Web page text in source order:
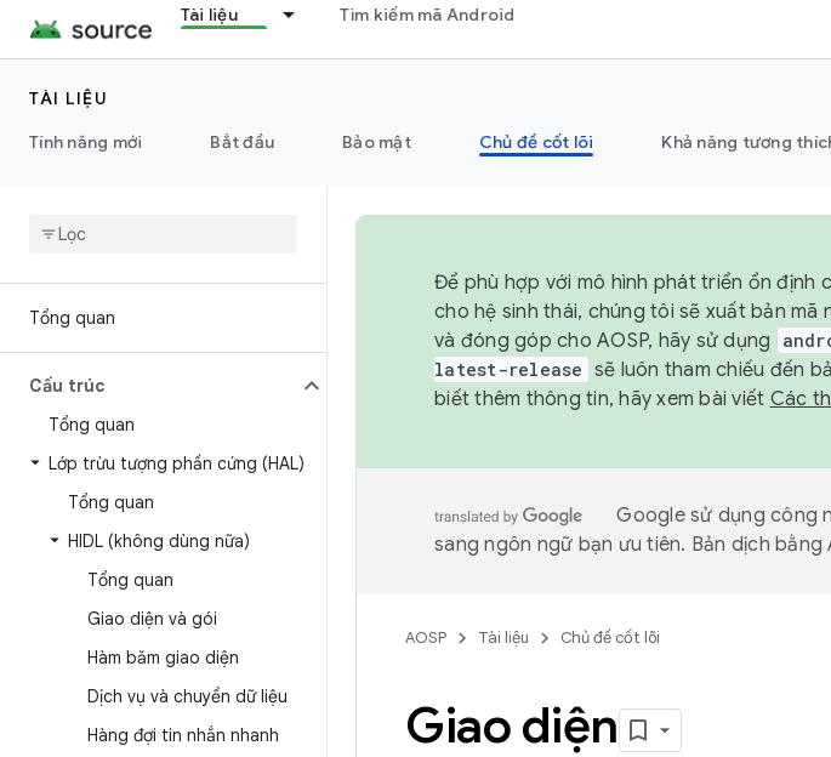
Tài liệu Tìm kiếm mã Android
TÀI LIỆU
Tính năng mới
Bắt đầu Bảo mật Chủ đề cốt lõi Khả năng tương
Tổng quan
Cấu trúc
Tổng quan
Lớp trừu tượng phần cứng (HAL)
Tổng quan
HIDL (không dùng nữa)
Tổng quan
Giao diện và gói
Hàm băm giao diện
Dịch vụ và chuyển dữ liệu
Hàng đợi tin nhắn nhanh
Để phù hợp với mô hình phát triển ổn định
cho hệ sinh thái, chúng tôi sẽ xuất bản mã
và đóng góp cho AOSP, hãy sử dụng
latest-release sẽ luôn tham chiếu đến
biết thêm thông tin, hãy xem bài viết Các
Google sử dụng công
sang ngôn ngữ bạn ưu tiên. Bản dịch bằng
AOSP Tài liệu Chủ đề cốt lõi
Giao diện